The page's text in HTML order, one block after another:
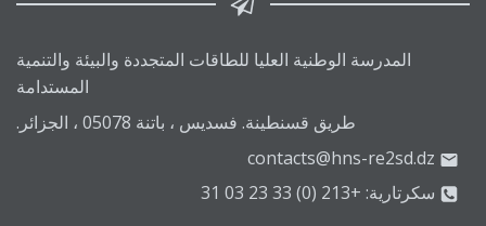
المدرسة الوطنية العليا للطاقات المتجددة والبيئة والتنمية
المستدامة
طريق قسنطينة. فسديس ، باتنة 05078 ، الجزائر.
contacts@hns-re2sd.dz
سكرتارية: +213 (0) 33 23 03 31